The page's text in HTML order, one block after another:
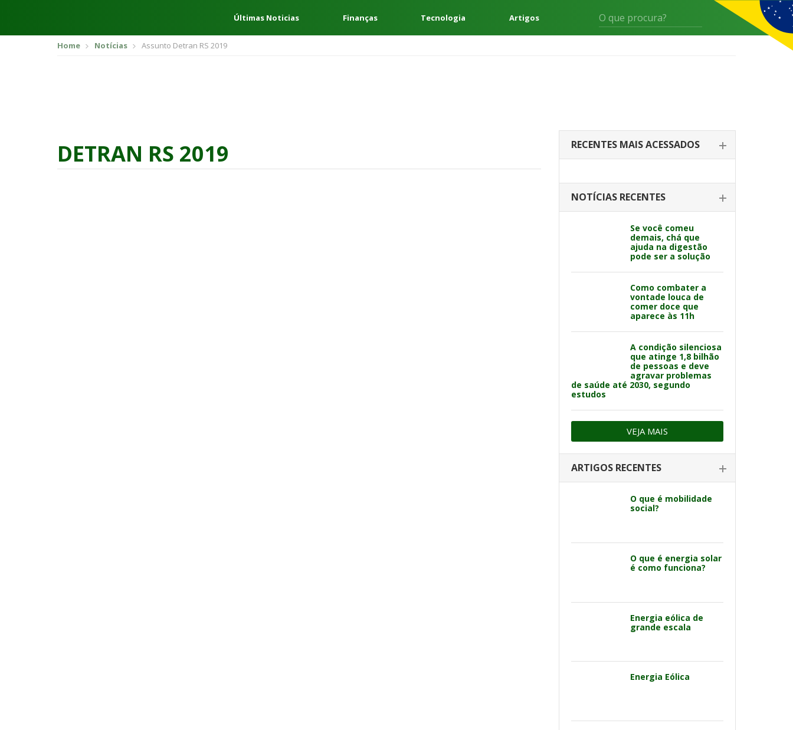
Últimas Noticias Finanças Tecnologia Artigos
Home Notícias Assunto Detran RS 2019
DETRAN RS 2019 RECENTES MAIS ACESSADOS
NOTÍCIAS RECENTES
Se você comeu
demais, chá que
ajuda na digestão
pode ser a solução
Como combater a
vontade louca de
comer doce que
aparece às 11h
A condição silenciosa
que atinge 1,8 bilhão
de pessoas e deve
agravar problemas
de saúde até 2030, segundo
estudos
VEJA MAIS
ARTIGOS RECENTES
O que é mobilidade
social?
O que é energia solar
é como funciona?
Energia eólica de
grande escala
Energia Eólica